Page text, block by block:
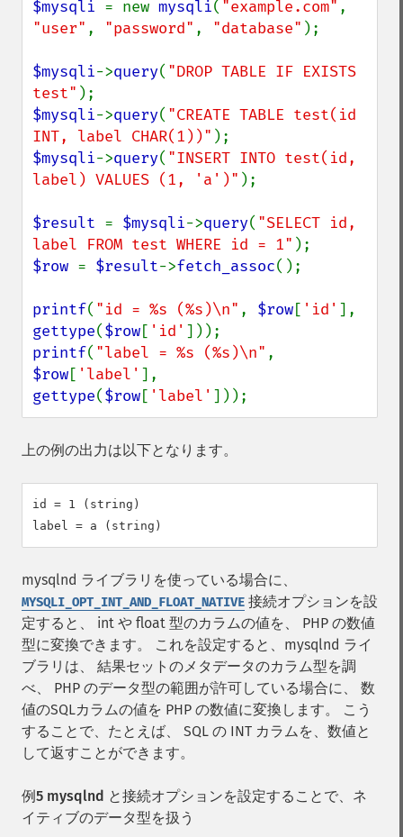
$mysqli = new mysqli( "example.com"
"user" , "password" , "database" );
$mysqli->query( "DROP TABLE IF EXISTS
test"
$mysqli->query( "CREATE TABLE test(id
INT, label CHAR(1))"
$mysqli->query( "INSERT INTO test(id,
label) VALUES (1, 'a')" );
$result = $mysqli->query( "SELECT id,
label FROM test WHERE id = 1"
$row = $result->fetch_assoc();
printf( "id = %s (%s)\n" , $row[ 'id'
gettype($row[ 'id'
printf( "label = %s (%s)\n"
$row[ 'label'
gettype($row[ 'label' ]));
上の例の出力は以下となります。
id = 1 (string)
mysqlnd ライブラリを使っている場合に、
MYSQLI_OPT_INT_AND_FLOAT_NATIVE 接続オプションを設
定すると、 int や float 型のカラムの値を、 PHP の数値
型に変換できます。 これを設定すると、mysqlnd ライ
ブラリは、 結果セットのメタデータのカラム型を調
べ、 PHP のデータ型の範囲が許可している場合に、 数
値のSQLカラムの値を PHP の数値に変換します。 こう
することで、たとえば、 SQL の INT カラムを、数値と
して返すことができます。
例5 mysqlnd と接続オプションを設定することで、ネ
イティブのデータ型を扱う